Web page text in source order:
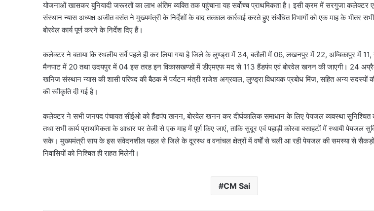
योजनाओं खासकर बुनियादी जरूरतों का लाभ अंतिम व्यक्ति तक पहुंचाना यह सर्वोच्च प्राथमिकता है। इसी क्रम में सरगुजा कलेक्टर
संस्थान न्यास अध्यक्ष अजीत वसंत ने मुख्यमंत्री के निर्देशों के बाद तत्काल कार्रवाई करते हुए संबंधित विभागों को एक माह के भीतर
बोरवेल कार्य पूर्ण करने के निर्देश दिए हैं।
कलेक्टर ने बताया कि स्थलीय सर्वे पहले ही कर लिया गया है जिले के लुण्ड्रा में 34, बतौली में 06, लखनपुर में 22, अम्बिकापुर में 11,
मैनपाट में 20 तथा उदयपुर में 04 इस तरह इन विकासखण्डों में डीएमएफ मद से 113 हैंडपंप एवं बोरवेल खनन की जाएगी। 24
खनिज संस्थान न्यास की शासी परिषद की बैठक में पर्यटन मंत्री राजेश अग्रवाल, लुण्ड्रा विधायक प्रबोध मिंज, सहित अन्य सदस्यों
की स्वीकृति दी गई है।
कलेक्टर ने सभी जनपद पंचायत सीईओ को हैंडपंप खनन, बोरवेल खनन कर दीर्घकालिक समाधान के लिए पेयजल व्यवस्था सुनिश्चित
तथा सभी कार्य प्राथमिकता के आधार पर तेजी से एक माह में पूर्ण किए जाएं, ताकि सुदूर एवं पहाड़ी कोरवा बसाहटों में स्थायी पेयजल
सके। मुख्यमंत्री साय के इस संवेदनशील पहल से जिले के दूरस्थ व वनांचल क्षेत्रों में वर्षों से चली आ रही पेयजल की समस्या से सैकड़ों
निवासियों को निश्चित ही राहत मिलेगी।
CM Sai